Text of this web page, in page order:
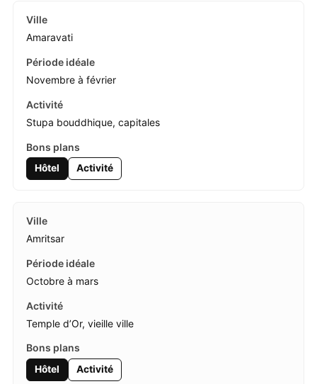
Amaravati
Novembre à février
Stupa bouddhique, capitales
Hôtel Activité
Amritsar
Octobre à mars
Temple d’Or, vieille ville
Hôtel Activité